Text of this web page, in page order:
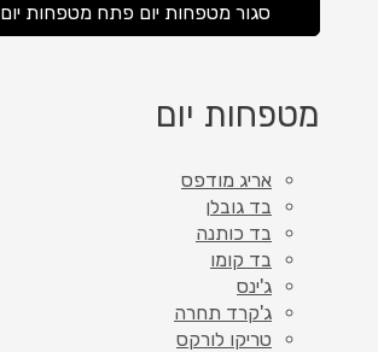
סגור מטפחות יום פתח מטפחות יום
מטפחות יום
אריג מודפס
בד גובלן
בד כותנה
בד קומו
ג'ינס
ג'קרד תחרה
טריקו לורקס